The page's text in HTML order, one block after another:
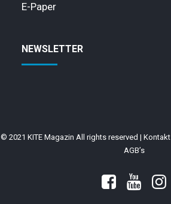
E-Paper
NEWSLETTER
© 2021 KITE Magazin All rights reserved | Kontakt
AGB’s